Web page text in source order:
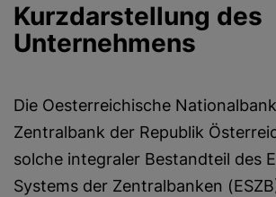
Kurzdarstellung des
Unternehmens
Die Oesterreichische
Zentralbank der Republik
solche integraler Bestandteil des
Systems der Zentralbanken